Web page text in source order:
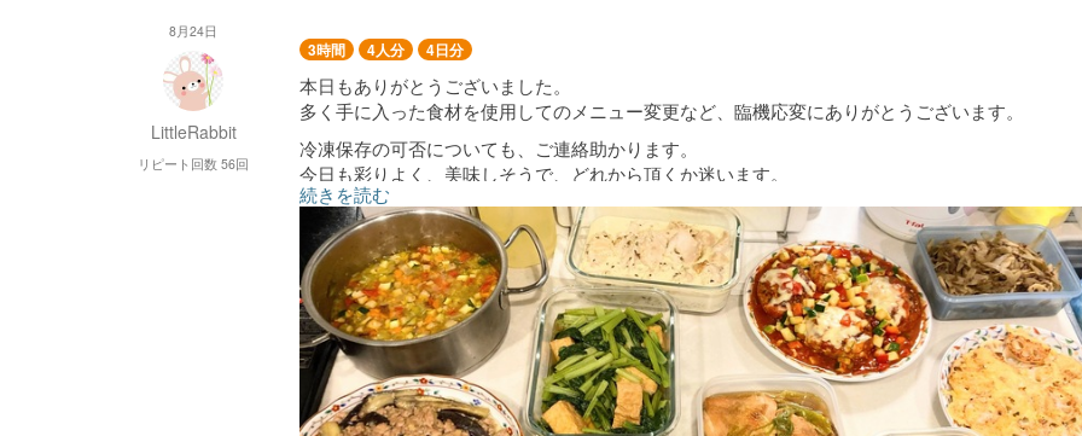
8月24日
LittleRabbit
リピート回数 56回
3時間 4人分 4日分
本日もありがとうございました。
多く手に入った食材を使用してのメニュー変更など、臨機応変にありがとうございます。
冷凍保存の可否についても、ご連絡助かります。
今日も彩りよく、美味しそうで、どれから頂くか迷います。
引き続き宜しくお願い致します。
夏野菜のポテトサラダ
人参ときゅうりの中華風サラダ
小松菜と厚揚げのお浸し
ミネストローネスープ
牛挽き肉とごぼうの甘辛煮
レンコンのチーズ焼き
鶏ももチャーシュー
続きを読む